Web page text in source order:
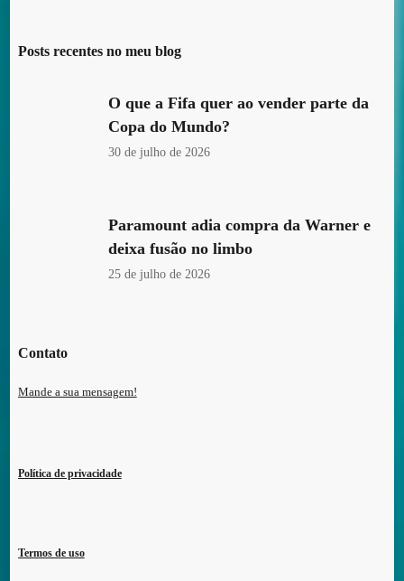
Posts recentes no meu blog
O que a Fifa quer ao vender parte da
Copa do Mundo?
30 de julho de 2026
Paramount adia compra da Warner e
deixa fusão no limbo
25 de julho de 2026
Contato
Mande a sua mensagem!
Política de privacidade
Termos de uso